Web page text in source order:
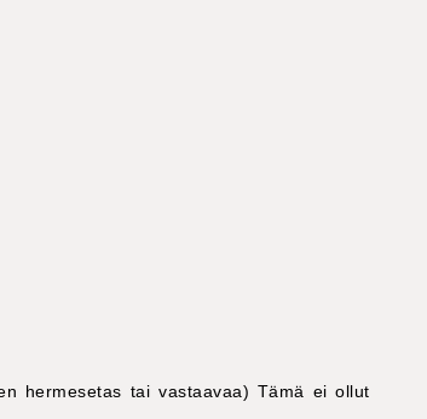
hermesetas tai vastaavaa) Tämä ei ollut